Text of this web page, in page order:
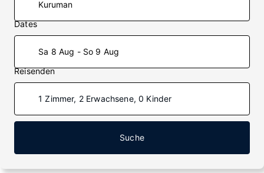
Dates
Sa 8 Aug - So 9 Aug
Reisenden
1 Zimmer, 2 Erwachsene, 0 Kinder
Suche